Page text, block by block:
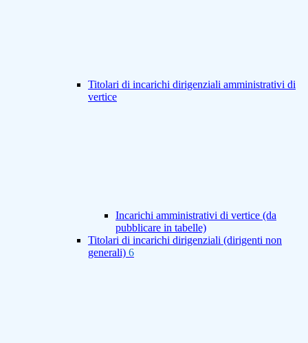
Titolari di incarichi dirigenziali amministrativi di
vertice
Incarichi amministrativi di vertice (da
pubblicare in tabelle)
Titolari di incarichi dirigenziali (dirigenti non
generali) 6